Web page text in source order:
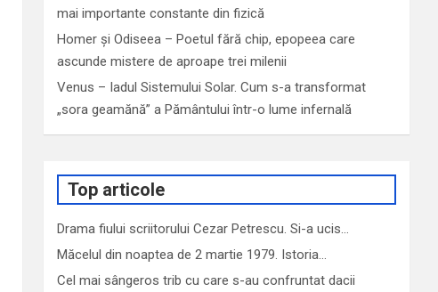
mai importante constante din fizică
Homer și Odiseea – Poetul fără chip, epopeea care
ascunde mistere de aproape trei milenii
Venus – Iadul Sistemului Solar. Cum s-a transformat
„sora geamănă” a Pământului într-o lume infernală
Top articole
Drama fiului scriitorului Cezar Petrescu. Si-a ucis…
Măcelul din noaptea de 2 martie 1979. Istoria…
Cel mai sângeros trib cu care s-au confruntat dacii